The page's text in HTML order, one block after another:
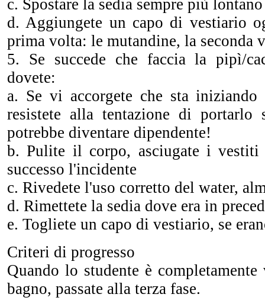
c. Spostare la sedia sempre più
d. Aggiungete un capo di vestiario
prima volta: le mutandine, la seconda
5. Se succede che faccia la pipì/
dovete:
a. Se vi accorgete che sta
resistete alla tentazione di portarlo
potrebbe diventare dipendente!
b. Pulite il corpo, asciugate i vestiti
successo l'incidente
c. Rivedete l'uso corretto del water,
d. Rimettete la sedia dove era in
e. Togliete un capo di vestiario, se
Criteri di progresso
Quando lo studente è
bagno, passate alla terza fase.